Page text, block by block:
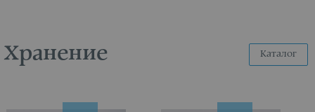
Хранение Каталог